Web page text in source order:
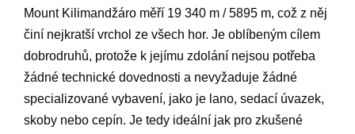
Mount Kilimandžáro měří 19 340 m / 5895 m, což z něj
činí nejkratší vrchol ze všech hor. Je oblíbeným cílem
dobrodruhů, protože k jejímu zdolání nejsou potřeba
žádné technické dovednosti a nevyžaduje žádné
specializované vybavení, jako je lano, sedací úvazek,
skoby nebo cepín. Je tedy ideální jak pro zkušené